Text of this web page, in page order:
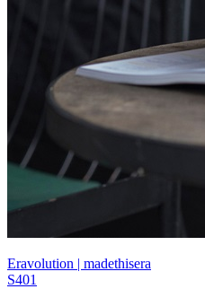
Eravolution | madethisera
S401